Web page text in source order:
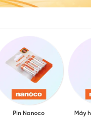
Pin Nanoco Máy